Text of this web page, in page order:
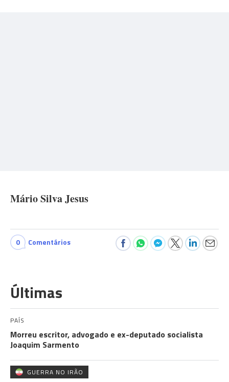
Mário Silva Jesus
0 Comentários
Últimas
PAÍS
Morreu escritor, advogado e ex-deputado socialista
Joaquim Sarmento
GUERRA NO IRÃO